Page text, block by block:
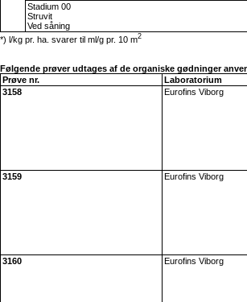
Stadium 00
Struvit
Ved såning
*) l/kg pr. ha. svarer til ml/g pr. 10 m2
Følgende prøver udtages af de organiske gødninger
Prøve nr.
Laboratorium
3158
Eurofins Viborg
3159
Eurofins Viborg
3160
Eurofins Viborg